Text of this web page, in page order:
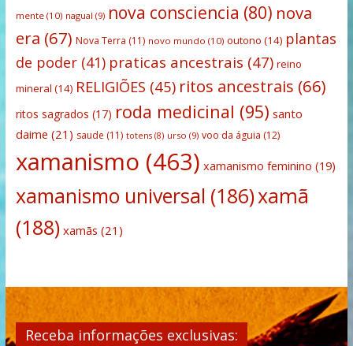
mente(10) nagual (9) nova consciencia (80) nova
era (67) Nova Terra (11) novo mundo (10) outono (14) plantas
de poder(41) praticas ancestrais (47) reino
mineral (14) RELIGIÕES (45) ritos ancestrais (66)
ritos sagrados (17) roda medicinal (95) santo
daime (21) saude (11) totens(8) urso (9) voo da águia (12)
xamanismo (463) xamanismo feminino (19)
xamanismo universal (186)xamã
(188) xamãs (21)
Receba informações exclusivas: